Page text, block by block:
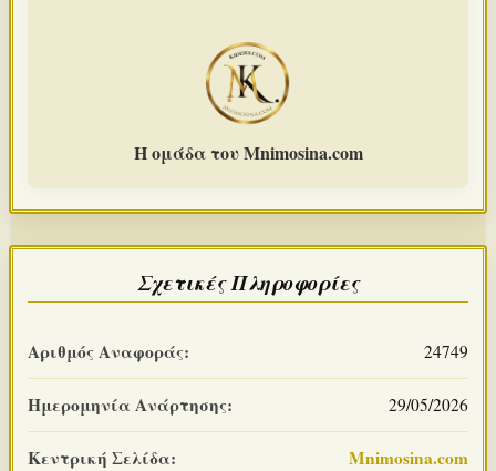
Η ομάδα του Mnimosina.com
Σχετικές Πληροφορίες
Αριθμός Αναφοράς: 24749
Ημερομηνία Ανάρτησης: 29/05/2026
Κεντρική Σελίδα: Mnimosina.com